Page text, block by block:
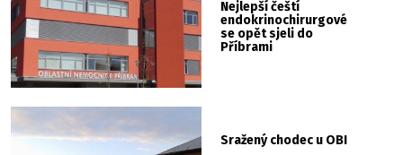
Nejlepší čeští
endokrinochirurgové
se opět sjeli do
Příbrami
Sražený chodec u OBI